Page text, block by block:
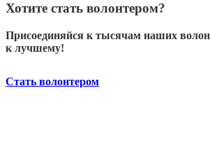
Хотите стать волонтером?
Присоединяйся к тысячам наших
к лучшему!
Стать волонтером